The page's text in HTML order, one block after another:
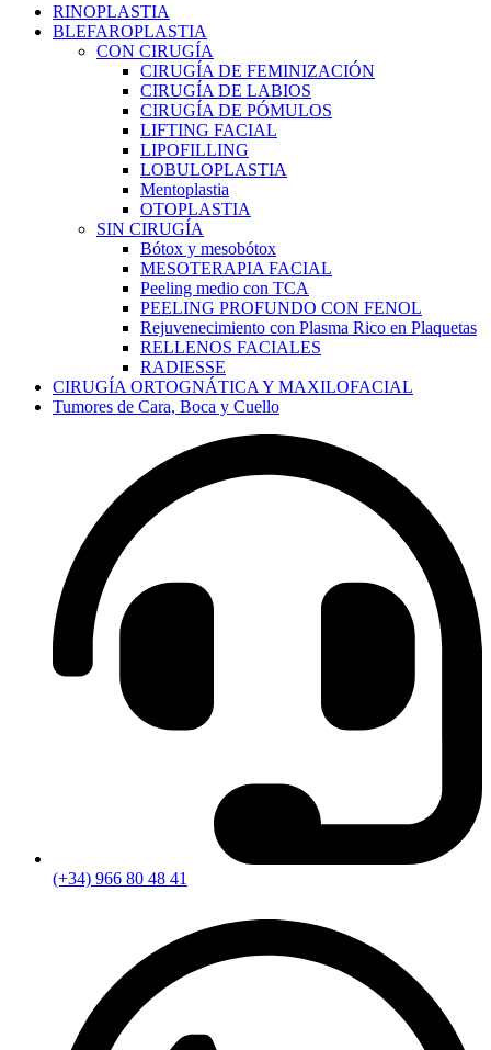
RINOPLASTIA
BLEFAROPLASTIA
CON CIRUGÍA
CIRUGÍA DE FEMINIZACIÓN
CIRUGÍA DE LABIOS
CIRUGÍA DE PÓMULOS
LIFTING FACIAL
LIPOFILLING
LOBULOPLASTIA
Mentoplastia
OTOPLASTIA
SIN CIRUGÍA
Bótox y mesobótox
MESOTERAPIA FACIAL
Peeling medio con TCA
PEELING PROFUNDO CON FENOL
Rejuvenecimiento con Plasma Rico en Plaquetas
RELLENOS FACIALES
RADIESSE
CIRUGÍA ORTOGNÁTICA Y MAXILOFACIAL
Tumores de Cara, Boca y Cuello
(+34) 966 80 48 41